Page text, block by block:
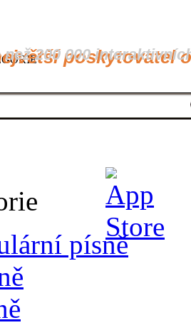
poskytovatel
200 000
písně